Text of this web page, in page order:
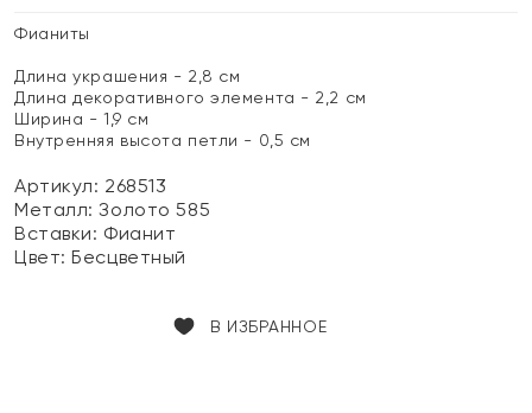
Фианиты
Длина украшения - 2,8 см
Длина декоративного элемента - 2,2 см
Ширина - 1,9 см
Внутренняя высота петли - 0,5 см
Артикул: 268513
Металл:Золото 585
Вставки: Фианит
Цвет:Бесцветный
В ИЗБРАННОЕ